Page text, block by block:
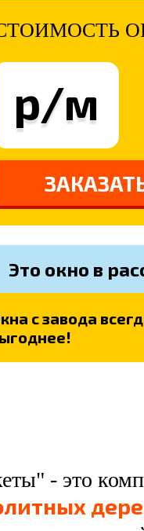
р/м
Это окно в
с завода
- это